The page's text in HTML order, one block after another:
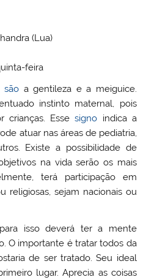
(Lua)
feira
são a gentileza e a meiguice.
instinto maternal, pois
crianças. Essesigno indica a
atuar nas áreas de pediatria,
Existe a possibilidade de
na vida serão os mais
terá participação em
religiosas, sejam nacionais ou
isso deverá ter a mente
O importante é tratar todos da
de ser tratado. Seu ideal
lugar. Aprecia as coisas